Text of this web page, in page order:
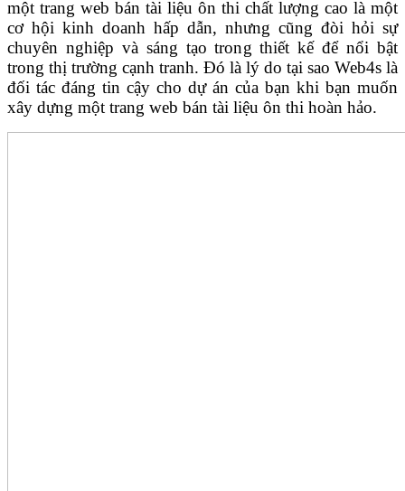
một trang web bán tài liệu ôn thi chất lượng cao là một
cơ hội kinh doanh hấp dẫn, nhưng cũng đòi hỏi sự
chuyên nghiệp và sáng tạo trong thiết kế để nổi bật
trong thị trường cạnh tranh. Đó là lý do tại sao Web4s là
đối tác đáng tin cậy cho dự án của bạn khi bạn muốn
xây dựng một trang web bán tài liệu ôn thi hoàn hảo.